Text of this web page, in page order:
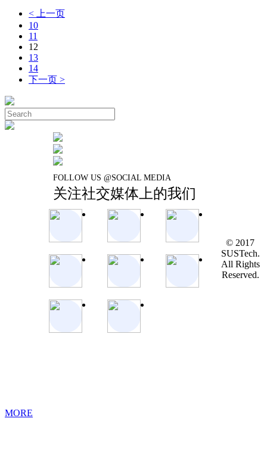
MORE
< 上一页
10
11
12
13
14
下一页 >
FOLLOW US @SOCIAL MEDIA
关注社交媒体上的我们
© 2017
SUSTech.
All Rights
Reserved.